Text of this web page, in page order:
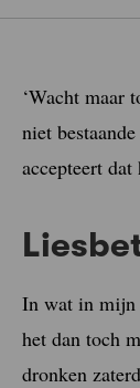
‘Wacht maar
niet
accepteert
In wat in mijn
het dan toch
dronken